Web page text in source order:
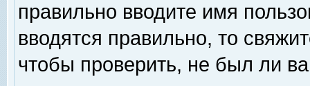
правильно вводите имя
вводятся правильно, то
чтобы проверить, не был ли